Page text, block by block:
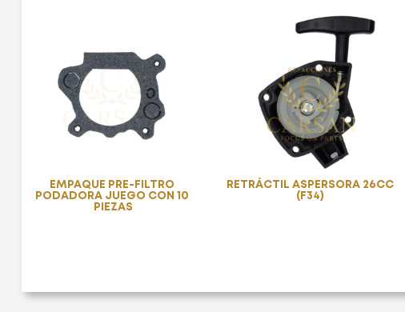
EMPAQUE PRE-FILTRO
PODADORA JUEGO CON 10
PIEZAS
RETRÁCTIL ASPERSORA 26CC
(F34)